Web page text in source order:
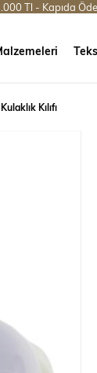
Tl - Kapıda
Kılıfı